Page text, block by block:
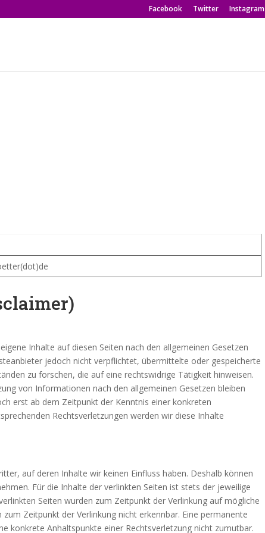
Facebook Twitter Instagram
Inhalte auf diesen Seiten nach den allgemeinen Gesetzen
jedoch nicht verpflichtet, übermittelte oder gespeicherte
zu forschen, die auf eine rechtswidrige Tätigkeit hinweisen.
von Informationen nach den allgemeinen Gesetzen bleiben
erst ab dem Zeitpunkt der Kenntnis einer konkreten
Rechtsverletzungen werden wir diese Inhalte
auf deren Inhalte wir keinen Einfluss haben. Deshalb können
Für die Inhalte der verlinkten Seiten ist stets der jeweilige
Seiten wurden zum Zeitpunkt der Verlinkung auf mögliche
Zeitpunkt der Verlinkung nicht erkennbar. Eine permanente
konkrete Anhaltspunkte einer Rechtsverletzung nicht zumutbar.